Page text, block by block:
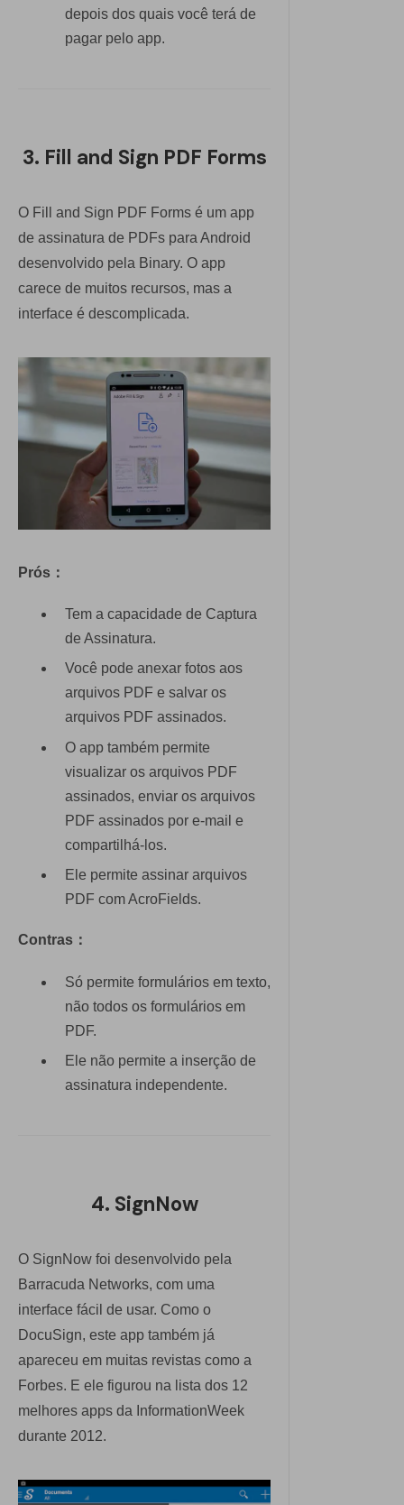
depois dos quais você terá de
pagar pelo app.
3. Fill and Sign PDF Forms
O Fill and Sign PDF Forms é um app
de assinatura de PDFs para Android
desenvolvido pela Binary. O app
carece de muitos recursos, mas a
interface é descomplicada.
Prós：
Tem a capacidade de Captura
de Assinatura.
Você pode anexar fotos aos
arquivos PDF e salvar os
arquivos PDF assinados.
O app também permite
visualizar os arquivos PDF
assinados, enviar os arquivos
PDF assinados por e-mail e
compartilhá-los.
Ele permite assinar arquivos
PDF com AcroFields.
Contras：
Só permite formulários em texto,
não todos os formulários em
PDF.
Ele não permite a inserção de
assinatura independente.
4. SignNow
O SignNow foi desenvolvido pela
Barracuda Networks, com uma
interface fácil de usar. Como o
DocuSign, este app também já
apareceu em muitas revistas como a
Forbes. E ele figurou na lista dos 12
melhores apps da InformationWeek
durante 2012.